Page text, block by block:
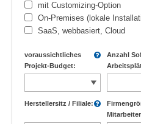
mit Customizing-Option
On-Premises (lokale
SaaS, webbasiert, Cloud
voraussichtliches
Projekt-Budget:
Anzahl
Herstellersitz / Filiale: